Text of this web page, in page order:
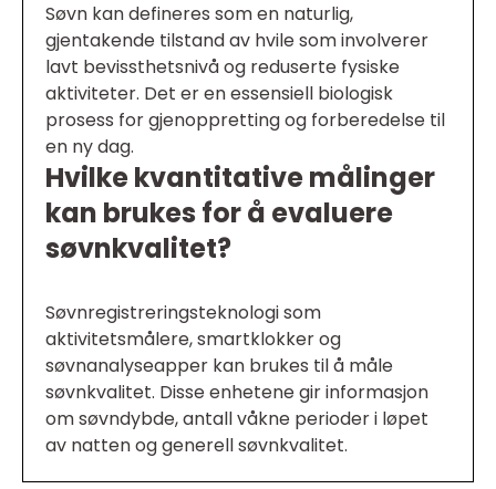
Søvn kan defineres som en naturlig,
gjentakende tilstand av hvile som involverer
lavt bevissthetsnivå og reduserte fysiske
aktiviteter. Det er en essensiell biologisk
prosess for gjenoppretting og forberedelse til
en ny dag.
Hvilke kvantitative målinger
kan brukes for å evaluere
søvnkvalitet?
Søvnregistreringsteknologi som
aktivitetsmålere, smartklokker og
søvnanalyseapper kan brukes til å måle
søvnkvalitet. Disse enhetene gir informasjon
om søvndybde, antall våkne perioder i løpet
av natten og generell søvnkvalitet.